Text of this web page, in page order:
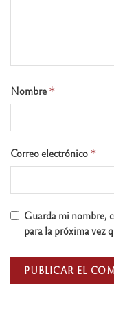
Nombre *
Correo electrónico *
Guarda mi nombre,
para la próxima vez